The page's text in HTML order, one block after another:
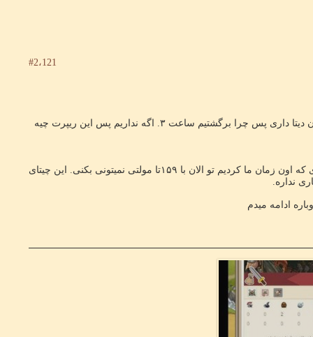
#2،121
اما عکسی که امروز گرفتیم و داریم رو ده ریپرت اتک هست. و ۲ثانیه بعدشم چیف شده. اگه تا این زمان دیتا داری پس چرا برگشتیم ساعت ۳. اگه نداریم پس این ریپرت چیه
پ.ن: چیتر گلم, اون زمان که ما بدون هیرو آیتم دار همر میساختیم تو حتی راه نمیدادن هیچ سایدی. کاری که اون زمان ما کردیم تو الان با ۱۵۹تا مولتی نمیتونی بکنی. این چیتای
نداره.
ادامه میدم